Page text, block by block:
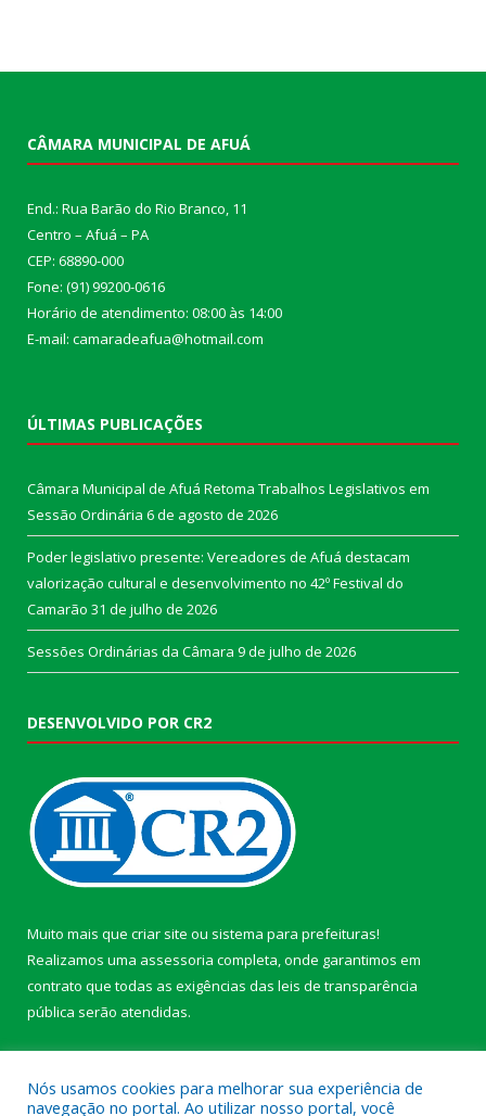
CÂMARA MUNICIPAL DE AFUÁ
End.: Rua Barão do Rio Branco, 11
Centro – Afuá – PA
CEP: 68890-000
Fone: (91) 99200-0616
Horário de atendimento: 08:00 às 14:00
E-mail: camaradeafua@hotmail.com
ÚLTIMAS PUBLICAÇÕES
Câmara Municipal de Afuá Retoma Trabalhos Legislativos em
Sessão Ordinária 6 de agosto de 2026
Poder legislativo presente: Vereadores de Afuá destacam
valorização cultural e desenvolvimento no 42º Festival do
Camarão 31 de julho de 2026
Sessões Ordinárias da Câmara 9 de julho de 2026
DESENVOLVIDO POR CR2
Muito mais que criar site ou sistema para prefeituras!
Realizamos uma assessoria completa, onde garantimos em
contrato que todas as exigências das leis de transparência
pública serão atendidas.
Nós usamos cookies para melhorar sua experiência de
navegação no portal. Ao utilizar nosso portal, você